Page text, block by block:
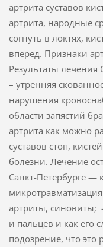
артрита суставов
артрита, народные
согнуть в локтях,
вперед. Признаки
Результаты
– утренняя
нарушения
области запястий
артрита как можно
суставов стоп,
болезни. Лечение
Санкт-Петербурге —
артриты, синовиты;
и пальцев и как его
подозрение, что это